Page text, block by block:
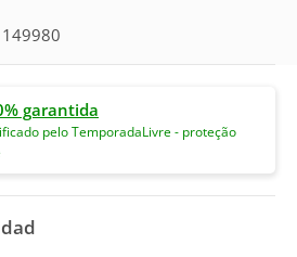
garantida
pelo TemporadaLivre - proteção